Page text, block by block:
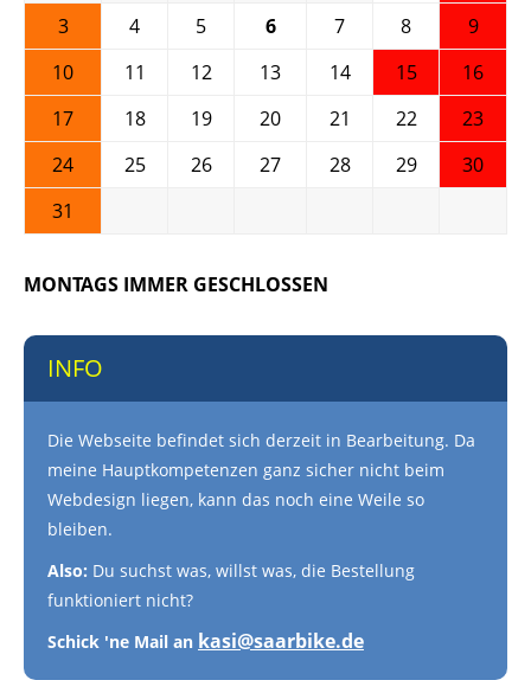
3 4 5 6 7 8
9
10
11 12 13 14 15
16
17
18 19 20 21 22
23
24
25 26 27 28 29
30
31
MONTAGS IMMER GESCHLOSSEN
INFO
Die Webseite befindet sich derzeit in Bearbeitung. Da
meine Hauptkompetenzen ganz sicher nicht beim
Webdesign liegen, kann das noch eine Weile so
bleiben.
Also: Du suchst was, willst was, die Bestellung
funktioniert nicht?
Schick 'ne Mail an kasi@saarbike.de